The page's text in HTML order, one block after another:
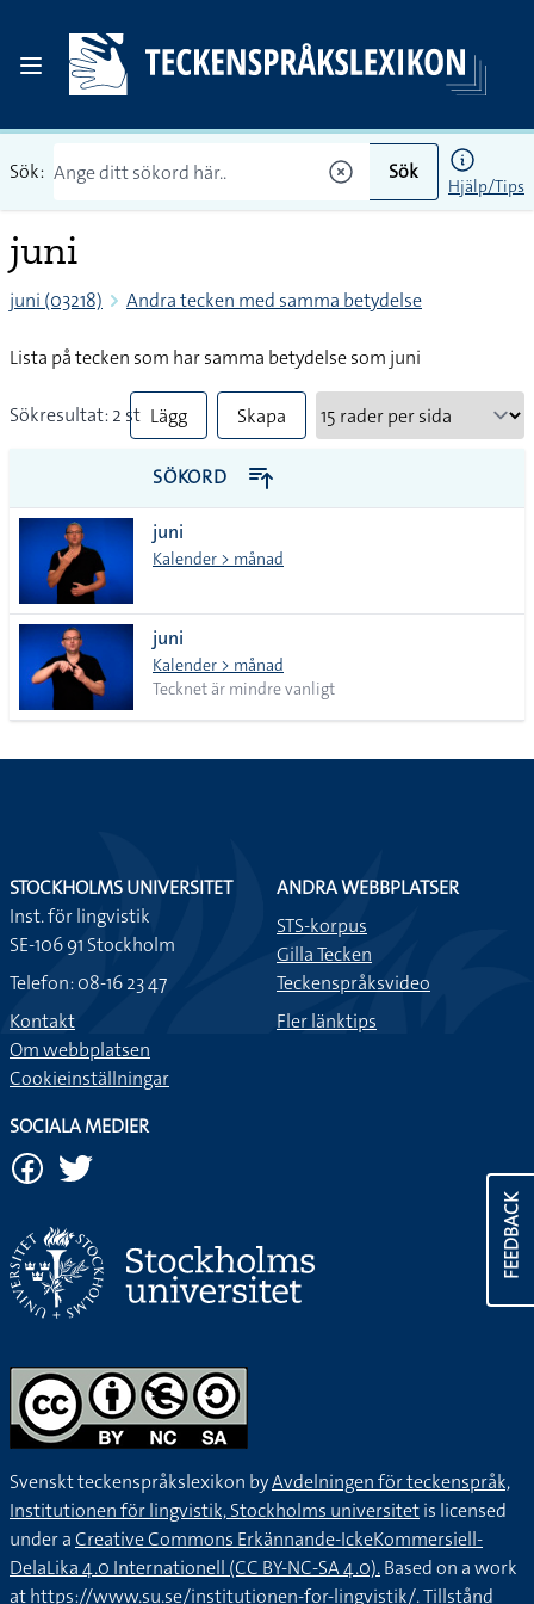
Sök: Sök
Hjälp/Tips
juni
juni (03218) Andra tecken med samma betydelse
Lista på tecken som har samma betydelse som juni
Sökresultat: 2 st Lägg
till
alla i
lista
Skapa
PDF
SÖKORD
juni
Kalender > månad
juni
Kalender > månad
Tecknet är mindre vanligt
FEEDBACK
STOCKHOLMS UNIVERSITET
Inst. för lingvistik
SE-106 91 Stockholm
Telefon: 08-16 23 47
Kontakt
Om webbplatsen
Cookieinställningar
ANDRA WEBBPLATSER
STS-korpus
Gilla Tecken
Teckenspråksvideo
Fler länktips
SOCIALA MEDIER
Svenskt teckenspråkslexikon byAvdelningen för teckenspråk,
Institutionen för lingvistik, Stockholms universitetis licensed
under aCreative Commons Erkännande-IckeKommersiell-
DelaLika 4.0 Internationell (CC BY-NC-SA 4.0).Based on a work
athttps://www.su.se/institutionen-for-lingvistik/. Tillstånd